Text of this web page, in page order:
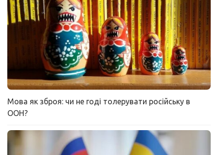
Мова як зброя: чи не годі толерувати російську в
ООН?